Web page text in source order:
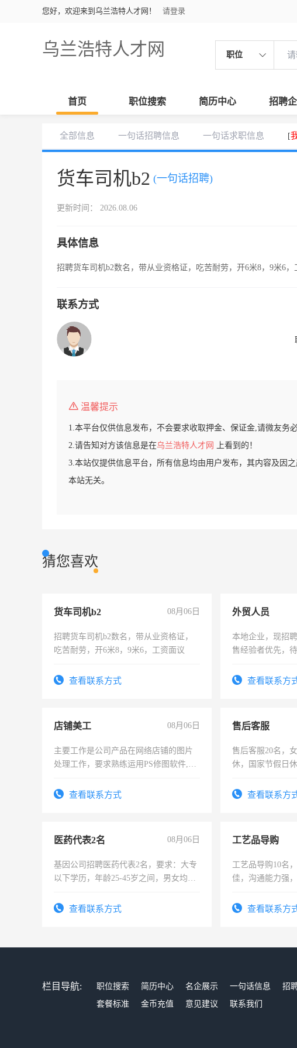
您好，欢迎来到乌兰浩特人才网！ 请登录
乌兰浩特人才网 职位
首页 职位搜索 简历中心 招聘
全部信息 一句话招聘信息 一句话求职信息 [
货车司机b2 (一句话招聘)
更新时间： 2026.08.06
具体信息
招聘货车司机b2数名，带从业资格证，吃苦耐劳，开6米8，9米6，
联系方式
温馨提示
1.本平台仅供信息发布，不会要求收取押金、保证金,请微友务必
2.请告知对方该信息是在乌兰浩特人才网
上看到的！
3.本站仅提供信息平台，所有信息均由用户发布，其内容及因
本站无关。
猜您喜欢
货车司机b2 08月06日
招聘货车司机b2数名，带从业资格证，
吃苦耐劳，开6米8，9米6，工资面议
查看联系方式
外贸人员
本地企业，现招
售经验者优先，
查看联系方
店铺美工 08月06日
主要工作是公司产品在网络店铺的图片
处理工作，要求熟练运用PS修图软件,工
查看联系方式
售后客服
售后客服20名，
休，国家节假日
查看联系方
医药代表2名 08月06日
基因公司招聘医药代表2名，要求：大专
以下学历，年龄25-45岁之间，男女均
表或者有医学资质的优先，底薪+绩效，
查看联系方式
工艺品导购
工艺品导购10名
佳，沟通能力强
查看联系方
栏目导航: 职位搜索 简历中心 名企展示 一句话信息 招
套餐标准
金币充值 意见建议 联系我们